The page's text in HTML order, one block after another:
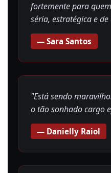
fortemente para
séria, estratégica e
— Sara Santos
"Está sendo
o tão sonhado cargo
— Danielly Raiol